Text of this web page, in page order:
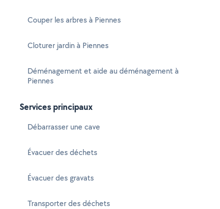
Couper les arbres à Piennes
Cloturer jardin à Piennes
Déménagement et aide au déménagement à
Piennes
Services principaux
Débarrasser une cave
Évacuer des déchets
Évacuer des gravats
Transporter des déchets